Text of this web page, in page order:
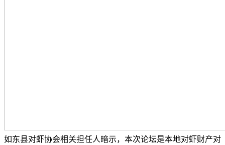
如东县对虾协会相关担任人暗示，本次论坛是本地对虾财产对